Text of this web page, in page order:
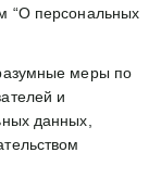
“О персональных
меры по
и
данных,